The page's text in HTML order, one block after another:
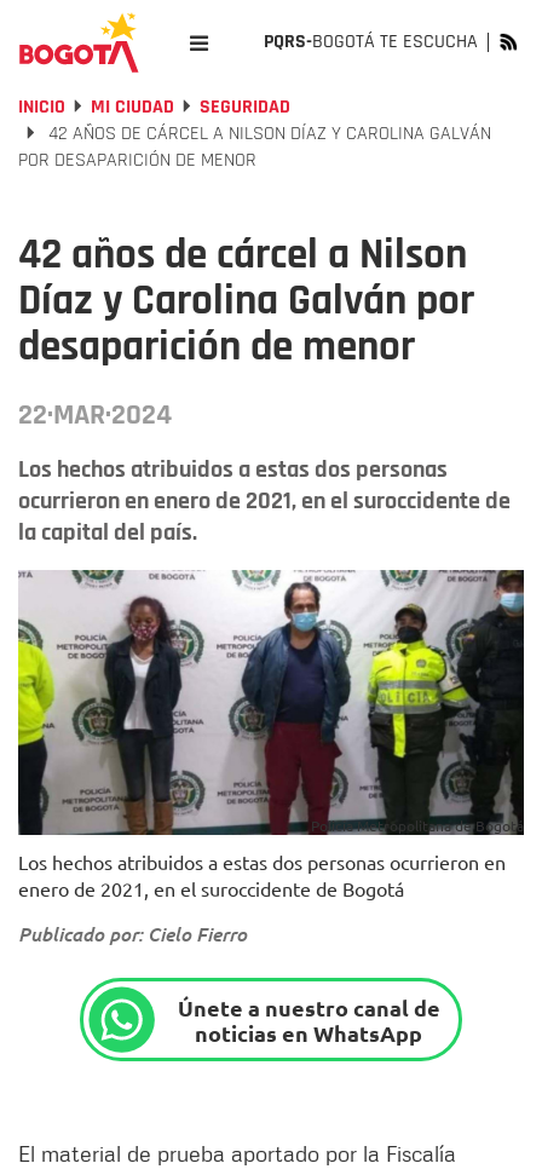
PQRS-BOGOTÁ TE ESCUCHA
INICIO MI CIUDAD
SEGURIDAD
42 AÑOS DE CÁRCEL A NILSON DÍAZ Y CAROLINA GALVÁN
POR DESAPARICIÓN DE MENOR
42 años de cárcel a Nilson
Díaz y Carolina Galván por
desaparición de menor
22·MAR·2024
Los hechos atribuidos a estas dos personas
ocurrieron en enero de 2021, en el suroccidente de
la capital del país.
Policía Metropolitana de Bogotá
Los hechos atribuidos a estas dos personas ocurrieron en
enero de 2021, en el suroccidente de Bogotá
Publicado por: Cielo Fierro
Únete a nuestro canal de
noticias en WhatsApp
El material de prueba aportado por la Fiscalía